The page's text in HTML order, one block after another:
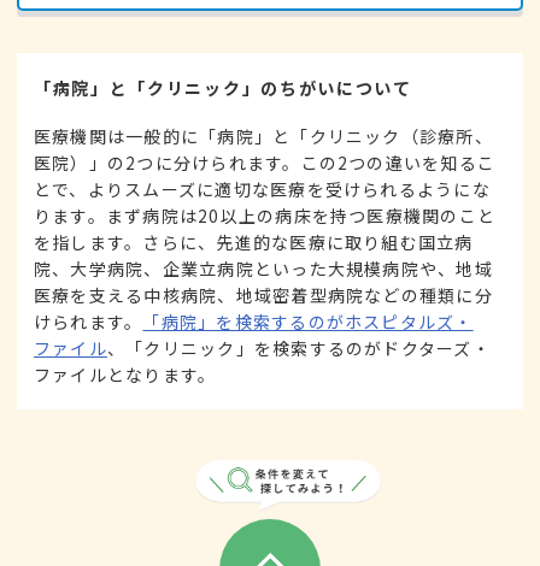
「病院」と「クリニック」のちがいについて
医療機関は一般的に「病院」と「クリニック（診療所、
医院）」の2つに分けられます。この2つの違いを知るこ
とで、よりスムーズに適切な医療を受けられるようにな
ります。まず病院は20以上の病床を持つ医療機関のこと
を指します。さらに、先進的な医療に取り組む国立病
院、大学病院、企業立病院といった大規模病院や、地域
医療を支える中核病院、地域密着型病院などの種類に分
けられます。
「病院」を検索するのがホスピタルズ・
ファイル、「クリニック」を検索するのがドクターズ・
ファイルとなります。